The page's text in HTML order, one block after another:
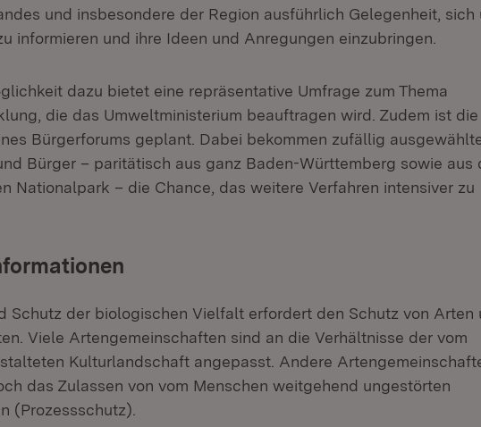
und insbesondere der Region ausführlich Gelegenheit, sich
informieren und ihre Ideen und Anregungen einzubringen.
dazu bietet eine repräsentative Umfrage zum Thema
die das Umweltministerium beauftragen wird. Zudem ist die
Bürgerforums geplant. Dabei bekommen zufällig
Bürger – paritätisch aus ganz Baden-Württemberg sowie aus
Nationalpark – die Chance, das weitere Verfahren intensiver zu
Schutz der biologischen Vielfalt erfordert den Schutz von Arten
Viele Artengemeinschaften sind an die Verhältnisse der vom
Kulturlandschaft angepasst. Andere
das Zulassen von vom Menschen weitgehend ungestörten
(Prozessschutz).